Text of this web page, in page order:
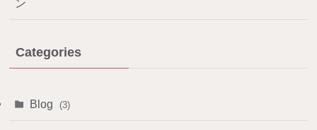
ン
Categories
Blog (3)